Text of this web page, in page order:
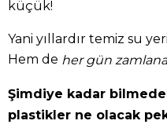
küçük!
Yani yıllardır temiz su
Hem de her gün
Şimdiye kadar
plastikler ne olacak